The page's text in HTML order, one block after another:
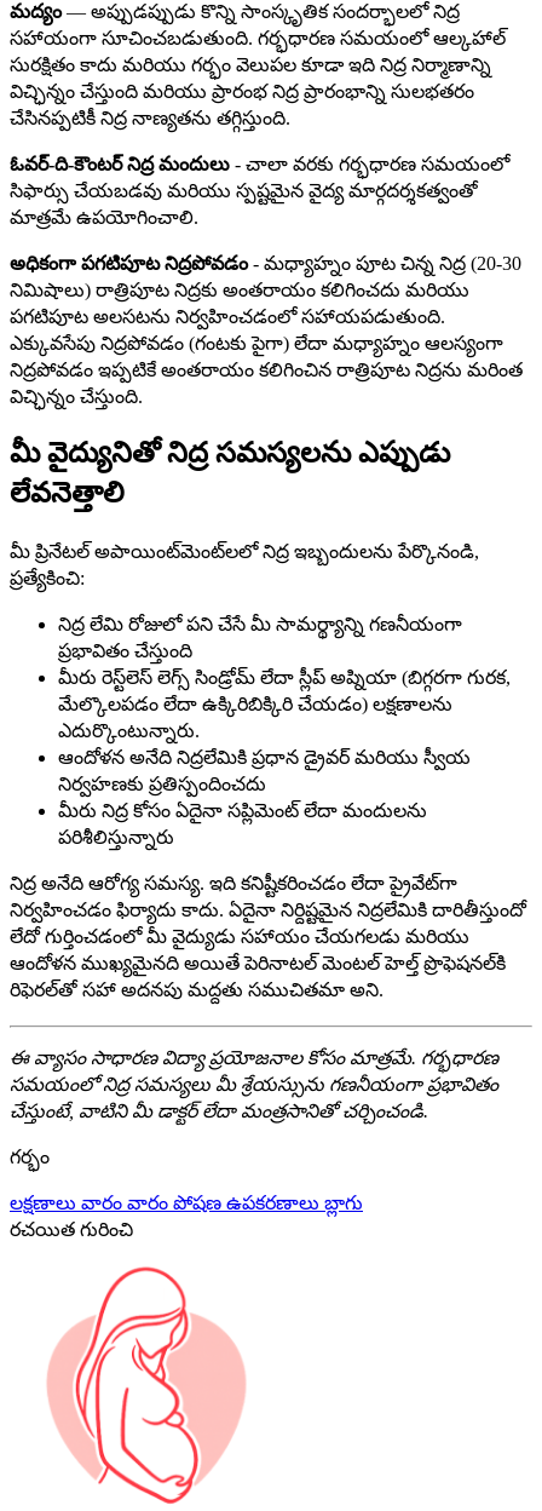
మద్యం— అప్పుడప్పుడు కొన్ని సాంస్కృతిక సందర్భాలలో నిద్ర
సహాయంగా సూచించబడుతుంది. గర్భధారణ సమయంలో ఆల్కహాల్
సురక్షితం కాదు మరియు గర్భం వెలుపల కూడా ఇది నిద్ర నిర్మాణాన్ని
విచ్ఛిన్నం చేస్తుంది మరియు ప్రారంభ నిద్ర ప్రారంభాన్ని సులభతరం
చేసినప్పటికీ నిద్ర నాణ్యతను తగ్గిస్తుంది.
ఓవర్-ది-కౌంటర్ నిద్ర మందులు - చాలా వరకు గర్భధారణ సమయంలో
సిఫార్సు చేయబడవు మరియు స్పష్టమైన వైద్య మార్గదర్శకత్వంతో
మాత్రమే ఉపయోగించాలి.
అధికంగా పగటిపూట నిద్రపోవడం- మధ్యాహ్నం పూట చిన్న నిద్ర (20-30
నిమిషాలు) రాత్రిపూట నిద్రకు అంతరాయం కలిగించదు మరియు
పగటిపూట అలసటను నిర్వహించడంలో సహాయపడుతుంది.
ఎక్కువసేపు నిద్రపోవడం (గంటకు పైగా) లేదా మధ్యాహ్నం ఆలస్యంగా
నిద్రపోవడం ఇప్పటికే అంతరాయం కలిగించిన రాత్రిపూట నిద్రను మరింత
విచ్ఛిన్నం చేస్తుంది.
మీ వైద్యునితో నిద్ర సమస్యలను ఎప్పుడు
లేవనెత్తాలి
మీ ప్రినేటల్ అపాయింట్‌మెంట్‌లలో నిద్ర ఇబ్బందులను పేర్కొనండి,
ప్రత్యేకించి:
నిద్ర లేమి రోజులో పని చేసే మీ సామర్థ్యాన్ని గణనీయంగా
ప్రభావితం చేస్తుంది
మీరు రెస్ట్‌లెస్ లెగ్స్ సిండ్రోమ్ లేదా స్లీప్ అప్నియా (బిగ్గరగా గురక,
మేల్కొలపడం లేదా ఉక్కిరిబిక్కిరి చేయడం) లక్షణాలను
ఎదుర్కొంటున్నారు.
ఆందోళన అనేది నిద్రలేమికి ప్రధాన డ్రైవర్ మరియు స్వీయ
నిర్వహణకు ప్రతిస్పందించదు
మీరు నిద్ర కోసం ఏదైనా సప్లిమెంట్ లేదా మందులను
పరిశీలిస్తున్నారు
నిద్ర అనేది ఆరోగ్య సమస్య. ఇది కనిష్టీకరించడం లేదా ప్రైవేట్‌గా
నిర్వహించడం ఫిర్యాదు కాదు. ఏదైనా నిర్దిష్టమైన నిద్రలేమికి దారితీస్తుందో
లేదో గుర్తించడంలో మీ వైద్యుడు సహాయం చేయగలడు మరియు
ఆందోళన ముఖ్యమైనది అయితే పెరినాటల్ మెంటల్ హెల్త్ ప్రొఫెషనల్‌కి
రిఫెరల్‌తో సహా అదనపు మద్దతు సముచితమా అని.
ఈ వ్యాసం సాధారణ విద్యా ప్రయోజనాల కోసం మాత్రమే. గర్భధారణ
సమయంలో నిద్ర సమస్యలు మీ శ్రేయస్సును గణనీయంగా ప్రభావితం
చేస్తుంటే, వాటిని మీ డాక్టర్ లేదా మంత్రసానితో చర్చించండి.
గర్భం
లక్షణాలు వారం వారం పోషణ ఉపకరణాలు బ్లాగు
రచయిత గురించి